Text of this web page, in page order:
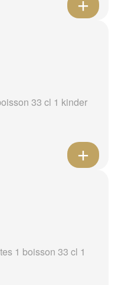
33 cl 1 kinder
1 boisson 33 cl 1